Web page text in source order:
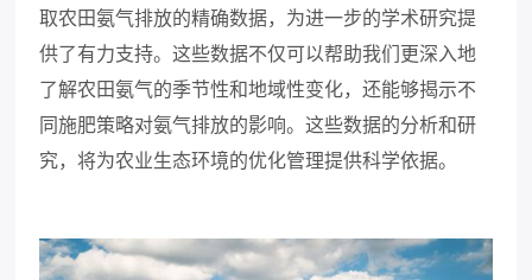
取农田氨气排放的精确数据，为进一步的学术研究提
供了有力支持。这些数据不仅可以帮助我们更深入地
了解农田氨气的季节性和地域性变化，还能够揭示不
同施肥策略对氨气排放的影响。这些数据的分析和研
究，将为农业生态环境的优化管理提供科学依据。